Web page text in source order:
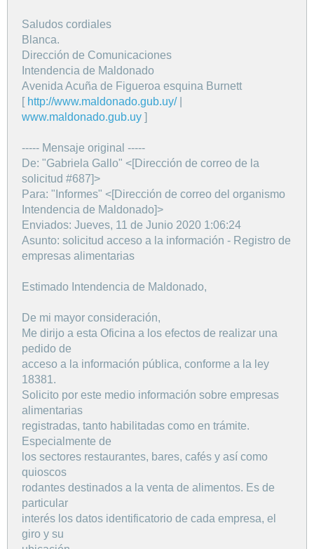
Saludos cordiales
Blanca.
Dirección de Comunicaciones
Intendencia de Maldonado
Avenida Acuña de Figueroa esquina Burnett
[ http://www.maldonado.gub.uy/|
www.maldonado.gub.uy ]
----- Mensaje original -----
De: "Gabriela Gallo" <[Dirección de correo de la
solicitud #687]>
Para: "Informes" <[Dirección de correo del organismo
Intendencia de Maldonado]>
Enviados: Jueves, 11 de Junio 2020 1:06:24
Asunto: solicitud acceso a la información - Registro de
empresas alimentarias
Estimado Intendencia de Maldonado,
De mi mayor consideración,
Me dirijo a esta Oficina a los efectos de realizar una
pedido de
acceso a la información pública, conforme a la ley
18381.
Solicito por este medio información sobre empresas
alimentarias
registradas, tanto habilitadas como en trámite.
Especialmente de
los sectores restaurantes, bares, cafés y así como
quioscos
rodantes destinados a la venta de alimentos. Es de
particular
interés los datos identificatorio de cada empresa, el
giro y su